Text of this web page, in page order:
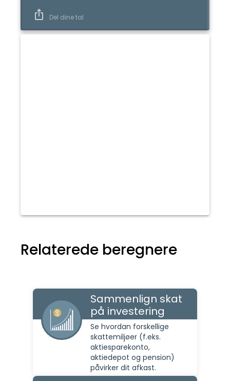
Del dine tal
Relaterede beregnere
Sammenlign skat
på investering
Se hvordan forskellige
skattemiljøer (f.eks.
aktiesparekonto,
aktiedepot og pension)
påvirker dit afkast.